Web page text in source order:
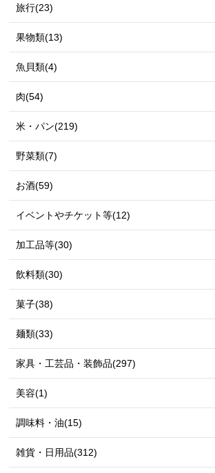
旅行(23)
果物類(13)
魚貝類(4)
肉(54)
米・パン(219)
野菜類(7)
お酒(59)
イベントやチケット等(12)
加工品等(30)
飲料類(30)
菓子(38)
麺類(33)
家具・工芸品・装飾品(297)
美容(1)
調味料・油(15)
雑貨・日用品(312)